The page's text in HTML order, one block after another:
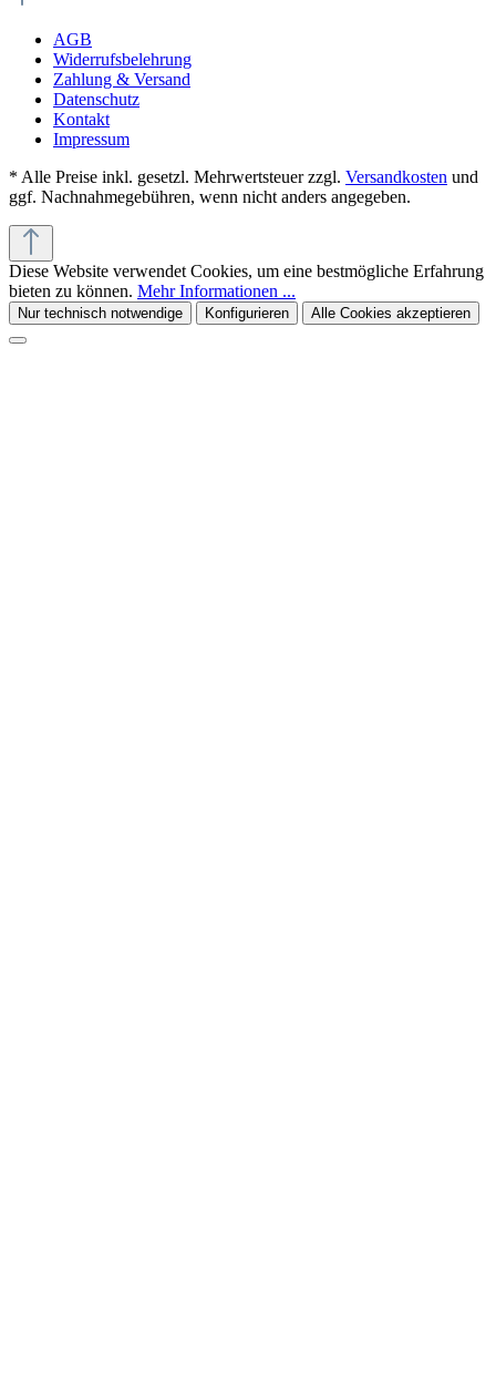
AGB
Widerrufsbelehrung
Zahlung & Versand
Datenschutz
Kontakt
Impressum
* Alle Preise inkl. gesetzl. Mehrwertsteuer zzgl. Versandkosten und
ggf. Nachnahmegebühren, wenn nicht anders angegeben.
Diese Website verwendet Cookies, um eine bestmögliche Erfahrung
bieten zu können. Mehr Informationen ...
Nur technisch notwendige Konfigurieren Alle Cookies akzeptieren